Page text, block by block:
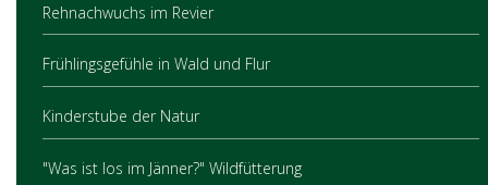
Rehnachwuchs im Revier
Frühlingsgefühle in Wald und Flur
Kinderstube der Natur
"Was ist los im Jänner?" Wildfütterung